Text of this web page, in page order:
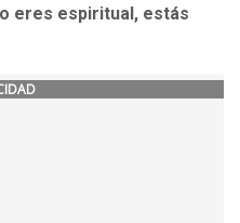
eres espiritual, estás